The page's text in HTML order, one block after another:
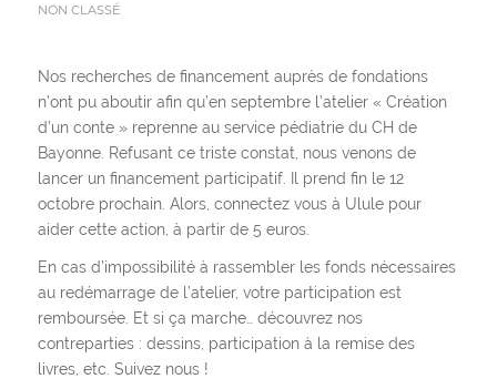
NON CLASSÉ
Nos recherches de financement auprès de fondations
n’ont pu aboutir afin qu’en septembre l’atelier « Création
d’un conte » reprenne au service pédiatrie du CH de
Bayonne. Refusant ce triste constat, nous venons de
lancer un financement participatif. Il prend fin le 12
octobre prochain. Alors, connectez vous à Ulule pour
aider cette action, à partir de 5 euros.
En cas d’impossibilité à rassembler les fonds nécessaires
au redémarrage de l’atelier, votre participation est
remboursée. Et si ça marche… découvrez nos
contreparties : dessins, participation à la remise des
livres, etc. Suivez nous !